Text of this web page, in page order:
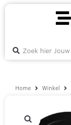
Home Winkel